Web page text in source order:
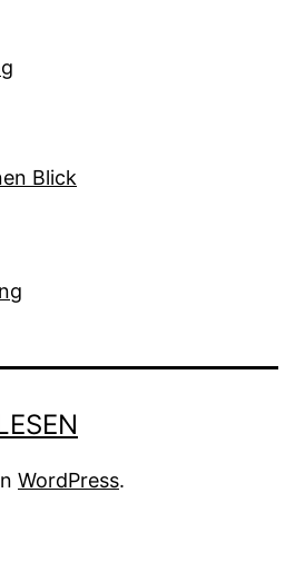
Blick
WordPress.